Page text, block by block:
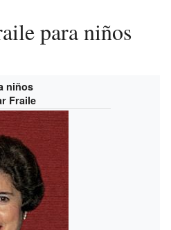
para niños
niños
Fraile